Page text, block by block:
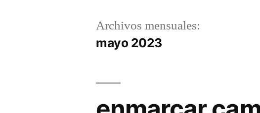
Archivos mensuales:
mayo 2023